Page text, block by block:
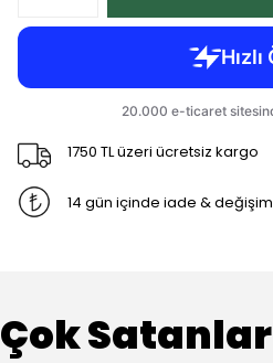
1750 TL üzeri ücretsiz kargo
14 gün içinde iade & değişim
Çok Satanlar